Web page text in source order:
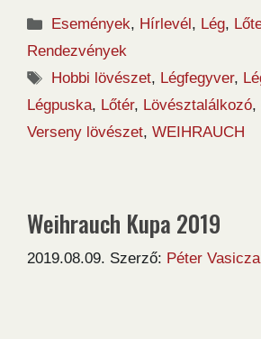
Kategória
Események, Hírlevél , Lég,
Rendezvények
Címkék
Hobbi lövészet, Légfegyver,
Légpuska, Lőtér, Lövésztalálkozó,
Verseny lövészet, WEIHRAUCH
Weihrauch Kupa 2019
2019.08.09. Szerző: Péter Vasicza